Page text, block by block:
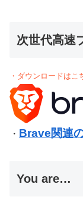
次世代高速
・ダウンロードはこ
・ Brave関連
You are…